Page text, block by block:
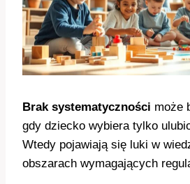
Brak systematyczności może
gdy dziecko wybiera tylko
Wtedy pojawiają się luki w
obszarach wymagających